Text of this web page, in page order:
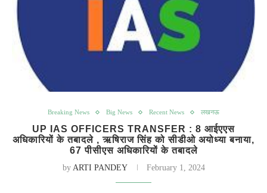
Breaking News Big News Recent News लखनऊ
UP IAS OFFICERS TRANSFER : 8 आईएएस
अधिकारियों के तबादले , ऋषिराज सिंह को सीडीओ अयोध्या बनाया,
67 पीसीएस अधिकारियों के तबादले
by ARTI PANDEY February 1, 2024